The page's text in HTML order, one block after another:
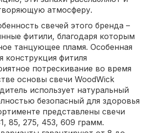
атмосферу.
свечей этого бренда –
фитили, благодаря которым
танцующее пламя. Особенная
конструкция фитиля
потрескивание во время
основы свечи WoodWick
использует натуральный
безопасный для здоровья
представлены свечи
85, 275, 453, 609 грамм.